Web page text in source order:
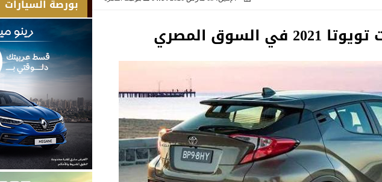
السوق المصري
بورصة السيارات